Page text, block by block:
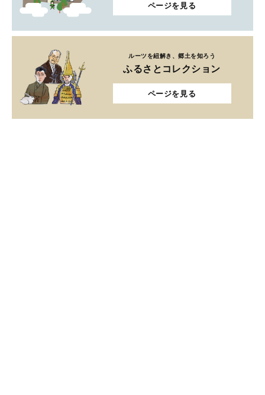
ページを見る
ルーツを紐解き、郷土を知ろう
ふるさとコレクション
ページを見る